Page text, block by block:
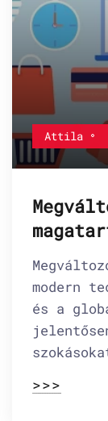
Attila
modern
és a
>>>